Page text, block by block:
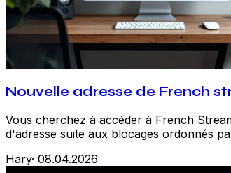
Nouvelle adresse de French
Vous cherchez à accéder à French
d'adresse suite aux blocages ordonnés
Hary· 08.04.2026